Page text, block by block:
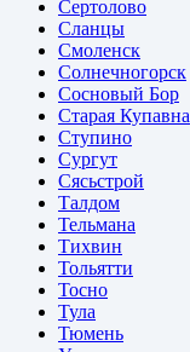
Сертолово
Сланцы
Смоленск
Солнечногорск
Сосновый Бор
Старая Купавна
Ступино
Сургут
Сясьстрой
Талдом
Тельмана
Тихвин
Тольятти
Тосно
Тула
Тюмень